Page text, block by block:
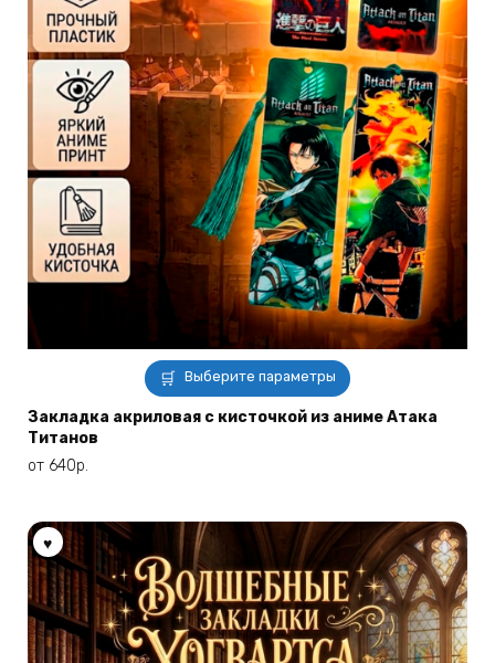
Выберите параметры
Этот
товар
имеет
выбрать
на
странице
товара.
Закладка акриловая с кисточкой из аниме Атака
Титанов
от 640р.